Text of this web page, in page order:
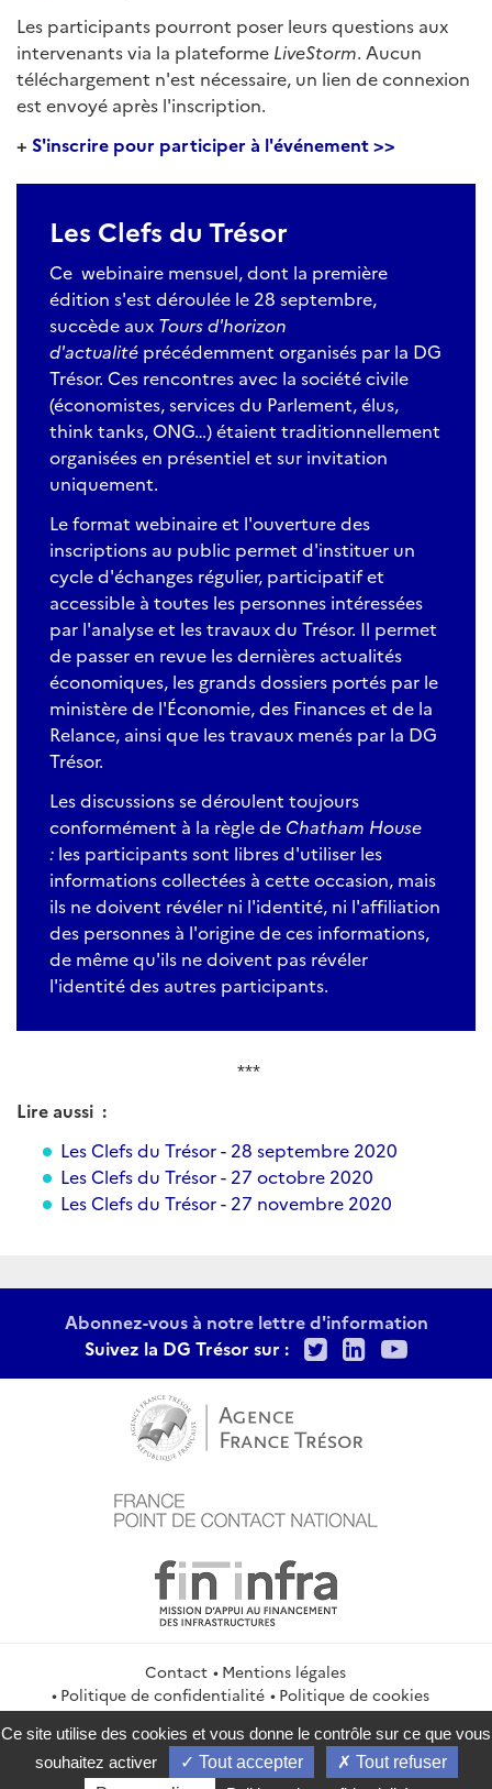
Les participants pourront poser leurs questions aux
intervenants via la plateforme LiveStorm. Aucun
téléchargement n'est nécessaire, un lien de connexion
est envoyé après l'inscription.
+ S'inscrire pour participer à l'événement >>
Les Clefs du Trésor
Ce webinaire mensuel, dont la première
édition s'est déroulée le 28 septembre,
succède aux Tours d'horizon
d'actualité précédemment organisés par la DG
Trésor. Ces rencontres avec la société civile
(économistes, services du Parlement, élus,
think tanks, ONG…) étaient traditionnellement
organisées en présentiel et sur invitation
uniquement.
Le format webinaire et l'ouverture des
inscriptions au public permet d'instituer un
cycle d'échanges régulier, participatif et
accessible à toutes les personnes intéressées
par l'analyse et les travaux du Trésor. Il permet
de passer en revue les dernières actualités
économiques, les grands dossiers portés par le
ministère de l'Économie, des Finances et de la
Relance, ainsi que les travaux menés par la DG
Trésor.
Les discussions se déroulent toujours
conformément à la règle de Chatham House
: les participants sont libres d'utiliser les
informations collectées à cette occasion, mais
ils ne doivent révéler ni l'identité, ni l'affiliation
des personnes à l'origine de ces informations,
de même qu'ils ne doivent pas révéler
l'identité des autres participants.
***
Lire aussi :
Les Clefs du Trésor - 28 septembre 2020
Les Clefs du Trésor - 27 octobre 2020
Les Clefs du Trésor - 27 novembre 2020
Abonnez-vous à notre lettre d'information
Suivez la DG Trésor sur :
TwitterLinkedIn
Contact
Mentions légales
Politique de confidentialité
Politique de cookies
Gestion des cookies
Flux RSS
service-public.gouv.fr
legifrance.gouv.fr
info.gouv.fr
data.gouv.fr
Ce site utilise des cookies et vous donne le contrôle sur ce que vous
souhaitez activer
Tout accepter
Tout refuser